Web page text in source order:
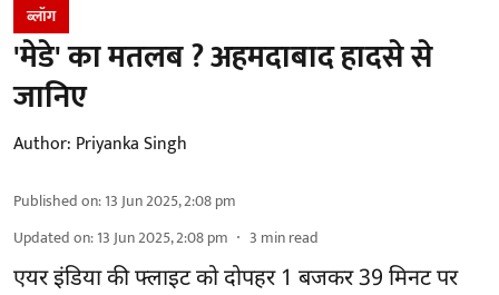
ब्लॉग
'मेडे' का मतलब ? अहमदाबाद हादसे से
जानिए
Author: Priyanka Singh
Published on:13 Jun 2025, 2:08 pm
Updated on:13 Jun 2025, 2:08 pm 3 min read
एयर इंडिया की फ्लाइट को दोपहर 1 बजकर 39 मिनट पर